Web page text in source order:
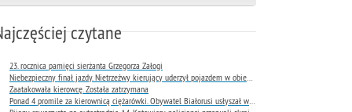
czytane
23. rocznica pamięci sierżanta Grzegorza Załogi
Zaatakowała kierowcę. Została zatrzymana